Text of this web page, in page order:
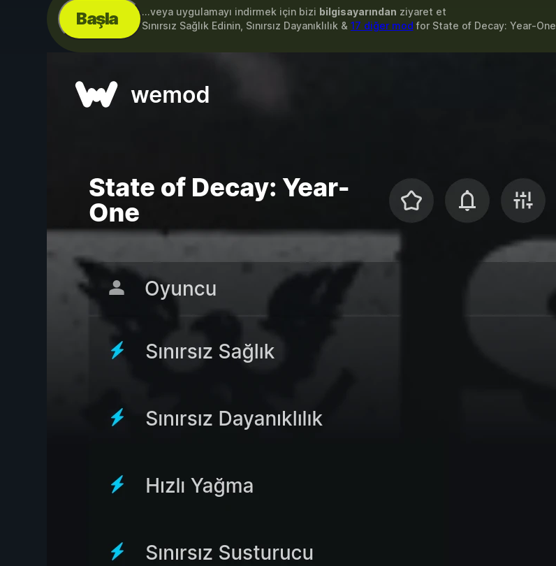
Başla ...veya uygulamayı indirmek için bizi bilgisayarından ziyaret et
Sınırsız Sağlık Edinin, Sınırsız Dayanıklılık & 17 diğer mod for State of Decay: Year-One